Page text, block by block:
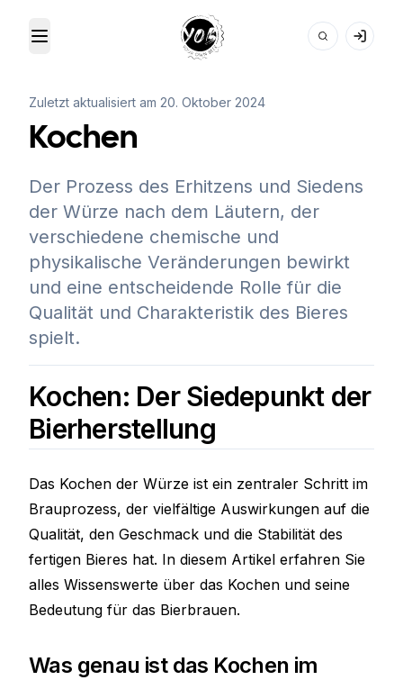
Toggle Menu Your Own Beer
Zuletzt aktualisiert am 20. Oktober 2024
Kochen
Der Prozess des Erhitzens und Siedens
der Würze nach dem Läutern, der
verschiedene chemische und
physikalische Veränderungen bewirkt
und eine entscheidende Rolle für die
Qualität und Charakteristik des Bieres
spielt.
Kochen: Der Siedepunkt der
Bierherstellung
Das Kochen der Würze ist ein zentraler Schritt im
Brauprozess, der vielfältige Auswirkungen auf die
Qualität, den Geschmack und die Stabilität des
fertigen Bieres hat. In diesem Artikel erfahren Sie
alles Wissenswerte über das Kochen und seine
Bedeutung für das Bierbrauen.
Was genau ist das Kochen im